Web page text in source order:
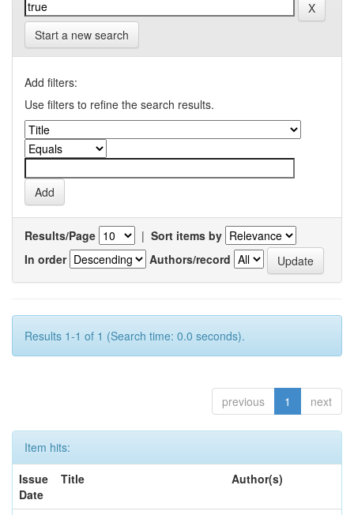
Start a new search
Add filters:
Use filters to refine the search results.
Results/Page | Sort items by
In order
Authors/record
Results 1-1 of 1 (Search time: 0.0 seconds).
previous 1 next
Item hits:
Issue
Date
Title Author(s)